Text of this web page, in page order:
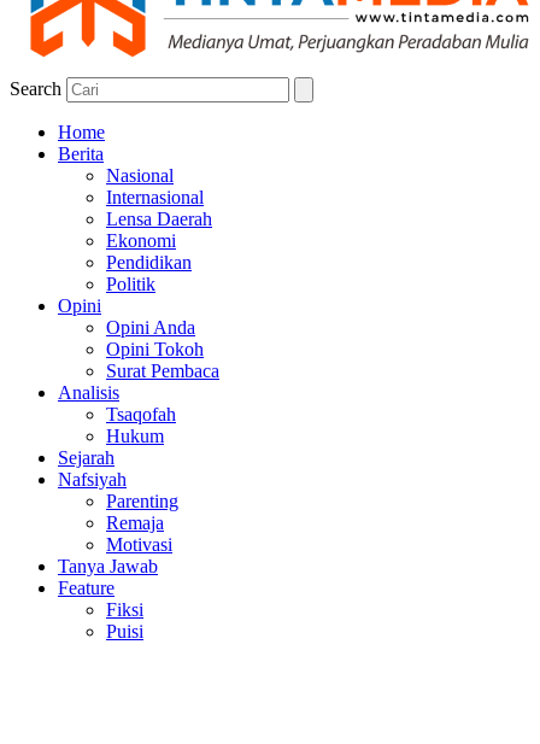
Search
Home
Berita
Nasional
Internasional
Lensa Daerah
Ekonomi
Pendidikan
Politik
Opini
Opini Anda
Opini Tokoh
Surat Pembaca
Analisis
Tsaqofah
Hukum
Sejarah
Nafsiyah
Parenting
Remaja
Motivasi
Tanya Jawab
Feature
Fiksi
Puisi